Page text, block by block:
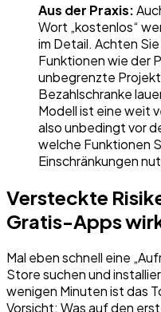
Aus der Praxis:
Wort „kostenlos“
im Detail. Achten
Funktionen wie der
unbegrenzte
Bezahlschranke
Modell ist eine weit
also unbedingt vor
welche Funktionen
Einschränkungen
Versteckte
Gratis-Apps
Mal eben schnell eine
Store suchen und
wenigen Minuten ist das
Vorsicht: Was auf den